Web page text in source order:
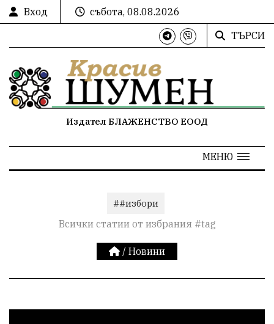
Вход
събота, 08.08.2026
ТЪРСИ
Издател БЛАЖЕНСТВО ЕООД
МЕНЮ
##избори
Всички статии от избрания #tag
/ Новини